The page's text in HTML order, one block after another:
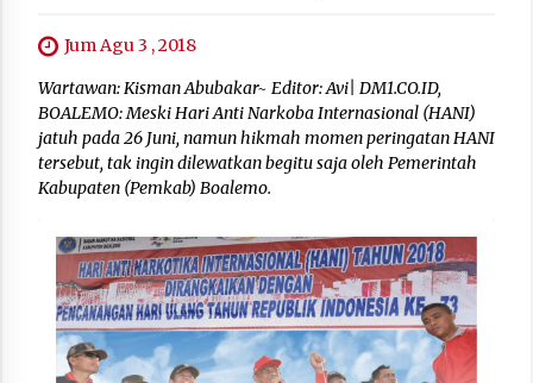
Jum Agu 3 , 2018
Wartawan: Kisman Abubakar~ Editor: Avi| DM1.CO.ID,
BOALEMO: Meski Hari Anti Narkoba Internasional (HANI)
jatuh pada 26 Juni, namun hikmah momen peringatan HANI
tersebut, tak ingin dilewatkan begitu saja oleh Pemerintah
Kabupaten (Pemkab) Boalemo.